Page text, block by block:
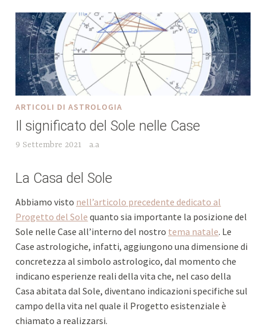
ARTICOLI DI ASTROLOGIA
Il significato del Sole nelle Case
9 Settembre 2021 a.a
La Casa del Sole
Abbiamo visto nell’articolo precedente dedicato al
Progetto del Sole quanto sia importante la posizione del
Sole nelle Case all’interno del nostro tema natale. Le
Case astrologiche, infatti, aggiungono una dimensione di
concretezza al simbolo astrologico, dal momento che
indicano esperienze reali della vita che, nel caso della
Casa abitata dal Sole, diventano indicazioni specifiche sul
campo della vita nel quale il Progetto esistenziale è
chiamato a realizzarsi.